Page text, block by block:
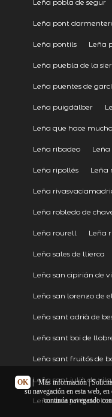
Leña pobla de segur
Leña pont
Leña pontils Leña
Leña puebla de la
Leña puentes de
Leña puigdàlber
Leña que hace
Leña ribadeo
Leña ripollés Leña
Leña
Leña robledo de
Leña rourell Leña
Leña sales de llierca
Leña san cipirián de
Leña san lorenzo de
Leña sant adrià de
Leña sant boi de
Leña sant fruitós de
Leña sant julià de
Leña sant julià del
OK | Más información|
su navegación en esta web,
continúa navegando